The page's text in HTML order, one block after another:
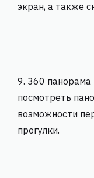
экран, а также
9. 360
посмотреть
возможности
прогулки.